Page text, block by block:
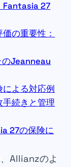
Fantasia 27
の重要性：
のJeanneau
よる対応例
手続きと管理
27の保険に
Allianzのよ